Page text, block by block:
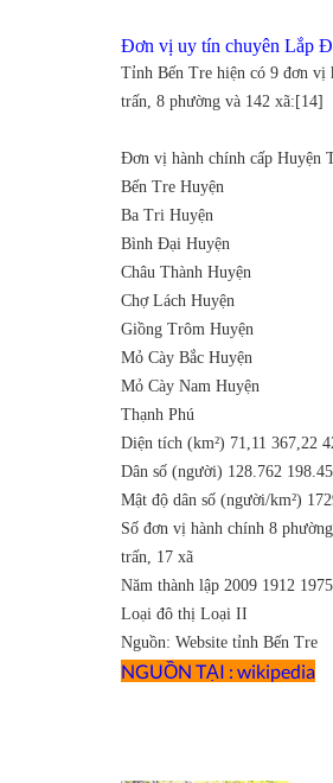
Đơn vị uy tín chuyên Lắp
Tỉnh Bến Tre hiện có 9 đơn vị
trấn, 8 phường và 142 xã:[14]
Ðơn vị hành chính cấp Huyện
Bến Tre Huyện
Ba Tri Huyện
Bình Đại Huyện
Châu Thành Huyện
Chợ Lách Huyện
Giồng Trôm Huyện
Mỏ Cày Bắc Huyện
Mỏ Cày Nam Huyện
Thạnh Phú
Diện tích (km²) 71,11 367,22
Dân số (người) 128.762
Mật độ dân số (người/km²)
Số đơn vị hành chính 8
trấn, 17 xã
Năm thành lập 2009 1912 1975
Loại đô thị Loại II
Nguồn: Website tỉnh Bến Tre
NGUỒN TẠI : wikipedia